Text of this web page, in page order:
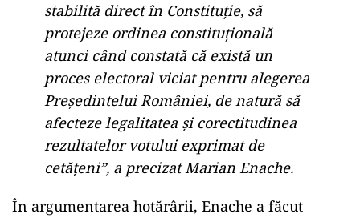
stabilită direct în Constituție, să
protejeze ordinea constituțională
atunci când constată că există un
proces electoral viciat pentru alegerea
Președintelui României, de natură să
afecteze legalitatea și corectitudinea
rezultatelor votului exprimat de
cetățeni”, a precizat Marian Enache.
În argumentarea hotărârii, Enache a făcut